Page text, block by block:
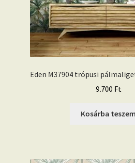
Eden M37904 trópusi
9.700 Ft
Kosárba teszem